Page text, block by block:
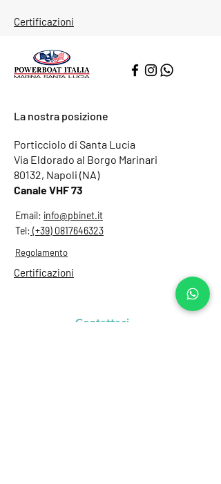
Certificazioni
La nostra posizione
Porticciolo di Santa Lucia
Via Eldorado al Borgo Marinari
80132, Napoli (NA)
Canale VHF 73
Email: info@pbinet.it
Tel: (+39) 0817646323
Regolamento
Certificazioni
Contattaci